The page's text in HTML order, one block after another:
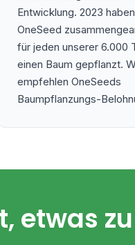
Entwicklung. 2023
OneSeed
für jeden unserer 6.000
einen Baum gepflanzt.
empfehlen OneSeeds
Baumpflanzungs-
etwas